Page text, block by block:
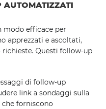
AUTOMATIZZATI
modo efficace per
apprezzati e ascoltati,
Questi follow-up
di follow-up
link a sondaggi sulla
che forniscono